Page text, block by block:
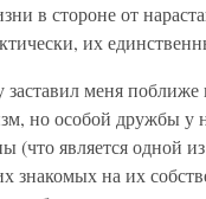
в стороне от
их
меня
но особой дружбы у
(что является одной
знакомых на их